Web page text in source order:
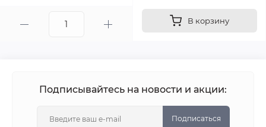
В корзину
Подписывайтесь на новости и акции:
Подписаться